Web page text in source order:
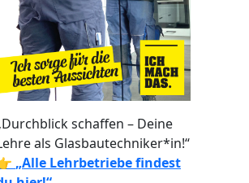
schaffen – Deine
als Glasbautechniker*in!“
„Alle Lehrbetriebe findest